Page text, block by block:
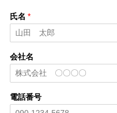
氏名 *
会社名
電話番号